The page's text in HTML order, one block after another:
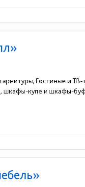
Гостиные и
шкафы-купе и шкафы-